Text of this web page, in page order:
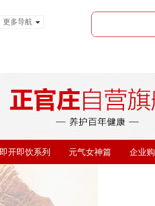
更多导航
即开即饮系列 元气女神篇 企业购